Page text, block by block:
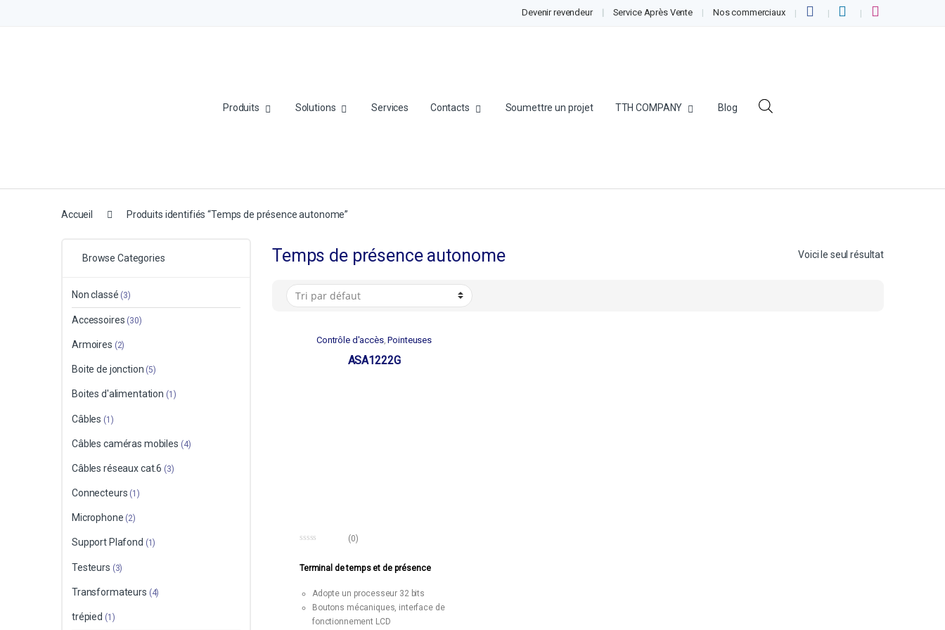
Devenir revendeur Service Après Vente Nos commerciaux
Produits Solutions Services Contacts Soumettre un projet TTH COMPANY Blog
Accueil Produits identifiés “Temps de présence autonome”
Temps de présence autonome Voici le seul résultat
Contrôle d'accès, Pointeuses
ASA1222G
u
f
(0)
Terminal de temps et de présence
Adopte un processeur 32 bits
Boutons mécaniques, interface de
fonctionnement LCD
Browse Categories
Non classé (3)
Accessoires (30)
Armoires (2)
Boite de jonction (5)
Boites d'alimentation (1)
Câbles (1)
Câbles caméras mobiles (4)
Câbles réseaux cat.6 (3)
Connecteurs (1)
Microphone (2)
Support Plafond (1)
Testeurs (3)
Transformateurs (4)
trépied (1)